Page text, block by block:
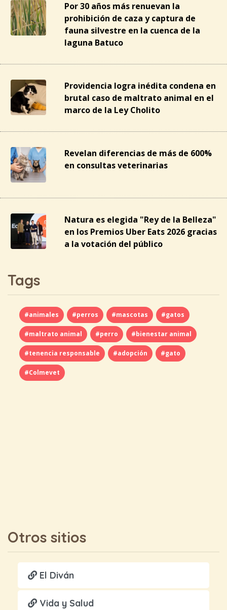
Por 30 años más renuevan la
prohibición de caza y captura de
fauna silvestre en la cuenca de la
laguna Batuco
Providencia logra inédita condena en
brutal caso de maltrato animal en el
marco de la Ley Cholito
Revelan diferencias de más de 600%
en consultas veterinarias
Natura es elegida "Rey de la Belleza"
en los Premios Uber Eats 2026 gracias
a la votación del público
Tags
#animales #perros #mascotas #gatos
#maltrato animal #perro #bienestar animal
#tenencia responsable #adopción #gato
#Colmevet
Otros sitios
El Diván
Vida y Salud